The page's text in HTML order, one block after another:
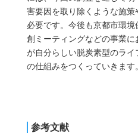
害要因を取り除くような施
必要です。今後も京都市環
創ミーティングなどの事業
が自分らしい脱炭素型のラ
の仕組みをつくっていきます
参考文献